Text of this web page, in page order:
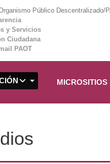
Público Descentralizado/
y Servicios
Ciudadana
PAOT
MICROSITIOS